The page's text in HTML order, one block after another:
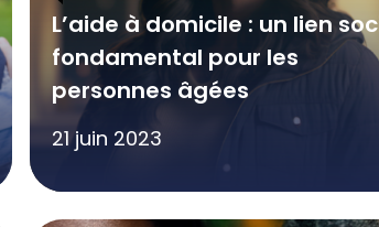
L’aide à domicile : un lien
fondamental pour les
personnes âgées
21 juin 2023